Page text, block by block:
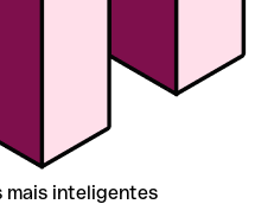
mais inteligentes